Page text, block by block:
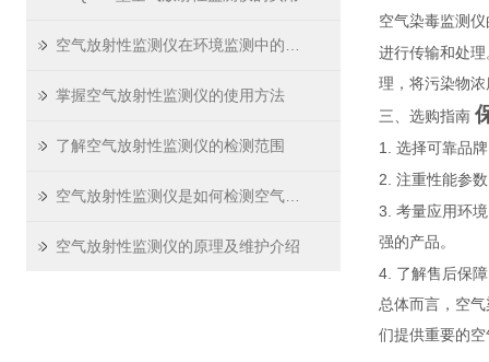
掌握空气放射性监测仪的使用方法
了解空气放射性监测仪的检测范围
空气放射性监测仪的原理及维护介绍
空气染毒监测
进行传输和处
理，将污染物
三、选购指南
1. 选择可靠品
2. 注重性能参
3. 考量应用环
强的产品。
4. 了解售后保
总体而言，空
们提供重要的